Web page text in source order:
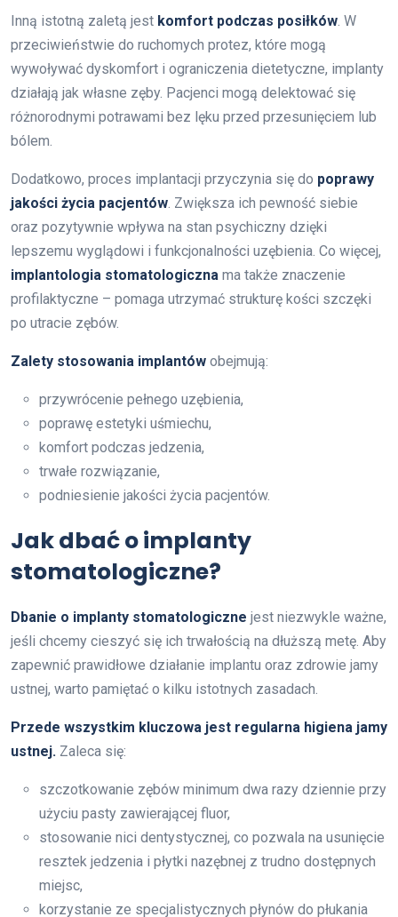
Inną istotną zaletą jest komfort podczas posiłków . W
przeciwieństwie do ruchomych protez, które mogą
wywoływać dyskomfort i ograniczenia dietetyczne, implanty
działają jak własne zęby. Pacjenci mogą delektować się
różnorodnymi potrawami bez lęku przed przesunięciem lub
bólem.
Dodatkowo, proces implantacji przyczynia się do poprawy
jakości życia pacjentów . Zwiększa ich pewność siebie
oraz pozytywnie wpływa na stan psychiczny dzięki
lepszemu wyglądowi i funkcjonalności uzębienia. Co więcej,
implantologia stomatologiczna ma także znaczenie
profilaktyczne – pomaga utrzymać strukturę kości szczęki
po utracie zębów.
Zalety stosowania implantów obejmują:
przywrócenie pełnego uzębienia,
poprawę estetyki uśmiechu,
komfort podczas jedzenia,
trwałe rozwiązanie,
podniesienie jakości życia pacjentów.
Jak dbać o implanty
stomatologiczne?
Dbanie o implanty stomatologiczne jest niezwykle ważne,
jeśli chcemy cieszyć się ich trwałością na dłuższą metę. Aby
zapewnić prawidłowe działanie implantu oraz zdrowie jamy
ustnej, warto pamiętać o kilku istotnych zasadach.
Przede wszystkim kluczowa jest regularna higiena jamy
ustnej. Zaleca się:
szczotkowanie zębów minimum dwa razy dziennie przy
użyciu pasty zawierającej fluor,
stosowanie nici dentystycznej, co pozwala na usunięcie
resztek jedzenia i płytki nazębnej z trudno dostępnych
miejsc,
korzystanie ze specjalistycznych płynów do płukania